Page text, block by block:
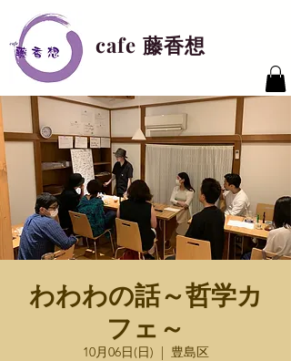
cafe 藤香想
わわわの話～哲学カ
フェ～
10月06日(日)
  |
豊島区